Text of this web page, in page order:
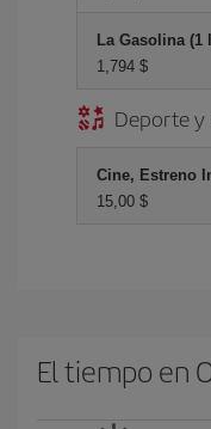
La Gasolina (1
1,794 $
Deporte y
Cine, Estreno
15,00 $
El tiempo en